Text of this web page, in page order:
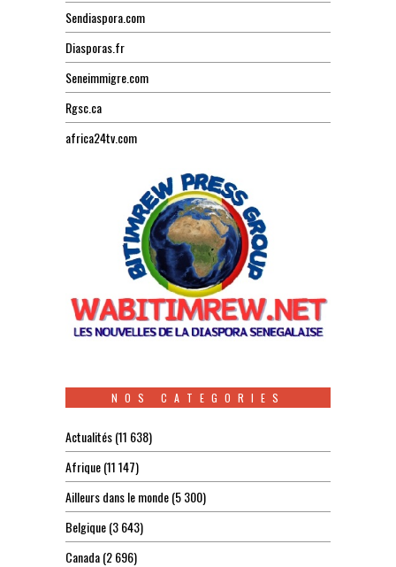
Sendiaspora.com
Diasporas.fr
Seneimmigre.com
Rgsc.ca
africa24tv.com
NOS CATEGORIES
Actualités(11 638)
Afrique(11 147)
Ailleurs dans le monde(5 300)
Belgique(3 643)
Canada(2 696)